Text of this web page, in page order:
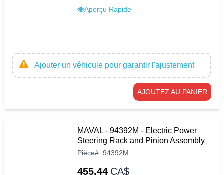
Aperçu Rapide
Ajouter un véhicule pour garantir l'ajustement
AJOUTEZ AU PANIER
MAVAL - 94392M - Electric Power
Steering Rack and Pinion Assembly
Pièce# 94392M
455.44 CA$